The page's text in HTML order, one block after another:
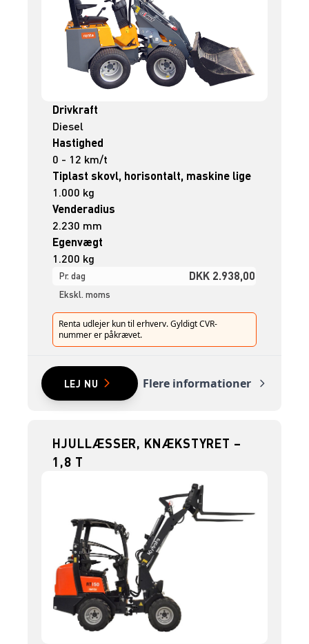
Drivkraft
Diesel
Hastighed
0 - 12 km/t
Tiplast skovl, horisontalt, maskine lige
1.000 kg
Venderadius
2.230 mm
Egenvægt
1.200 kg
Pr. dag DKK 2.938,00
Ekskl. moms
Renta udlejer kun til erhverv. Gyldigt CVR-
nummer er påkrævet.
LEJ NU Flere informationer
HJULLÆSSER, KNÆKSTYRET –
1,8 T